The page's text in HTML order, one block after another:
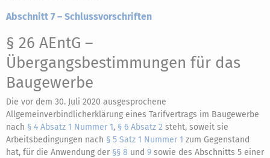
Abschnitt 7 – Schlussvorschriften
§ 26 AEntG –
Übergangsbestimmungen für das
Baugewerbe
Die vor dem 30. Juli 2020 ausgesprochene
Allgemeinverbindlicherklärung eines Tarifvertrags im Baugewerbe
nach § 4 Absatz 1 Nummer 1, § 6 Absatz 2 steht, soweit sie
Arbeitsbedingungen nach § 5 Satz 1 Nummer 1 zum Gegenstand
hat, für die Anwendung der §§ 8 und 9 sowie des Abschnitts 5 einer